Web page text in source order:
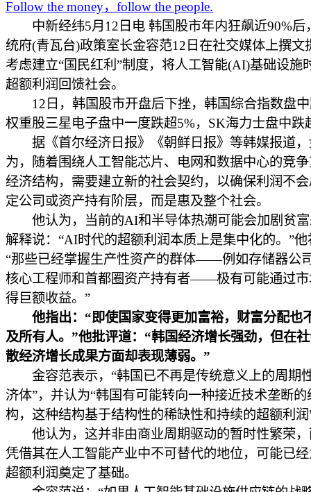
Follow the money，follow the people.
中新经纬5月12日电 韩国股市年内狂飙近90%后
统府(青瓦台)政策室长金容范12日在社交媒体上撰文
考虑建立“国民红利”制度，将人工智能(AI)基础设施
超额利润回馈社会。
12日，韩国股市开盘后下挫，韩国综合指数盘中
权重股三星电子盘中一度跌超5%，SK海力士盘中跌
据《首尔经济日报》《朝鲜日报》等韩媒报道，
为，随着围绕人工智能芯片、电网和数据中心的竞
经济结构，需要建立新的社会契约，以确保利润不
定公司或资产持有阶层，而是惠及整个社会。
他认为，当前的AI和半导体热潮可能会加剧贫富
解释说：“AI时代的超额利润本质上是集中化的。”
“那些已经掌握生产性资产的群体——例如存储器公
核心工程师和首都圈资产持有者——极有可能通过市
得巨额收益。”
他指出：“即使国家变得更加富裕，财富分配也
及所有人。”他批评道：“韩国经济增长强劲，但在
散经济增长成果方面却表现薄弱。”
金容范表示，“韩国已不再是传统意义上的周期
济体”，并认为“韩国有可能转向一种接近技术垄断的
构，这种结构基于结构性的稀缺性和持续的超额利润
他认为，这并非由商业周期驱动的暂时性繁荣，
凭借其在人工智能产业中不可替代的地位，可能已
超额利润奠定了基础。